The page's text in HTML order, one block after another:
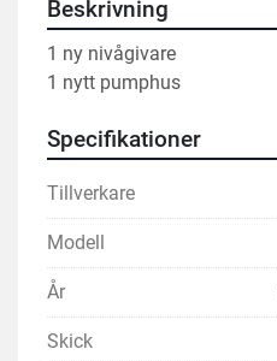
Beskrivning
1 ny nivågivare
1 nytt pumphus
Specifikationer
Tillverkare
Modell
År
Skick